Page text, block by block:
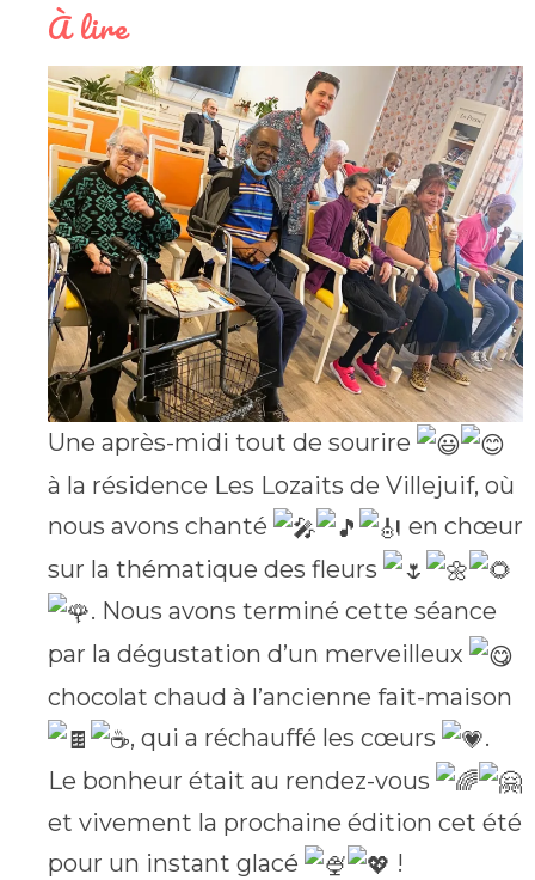
À lire
Une après-midi tout de sourire
à la résidence Les Lozaits de Villejuif, où
nous avons chanté
en chœur
sur la thématique des fleurs
. Nous avons terminé cette séance
par la dégustation d’un merveilleux
chocolat chaud à l’ancienne fait-maison
, qui a réchauffé les cœurs
.
Le bonheur était au rendez-vous
et vivement la prochaine édition cet été
pour un instant glacé
!